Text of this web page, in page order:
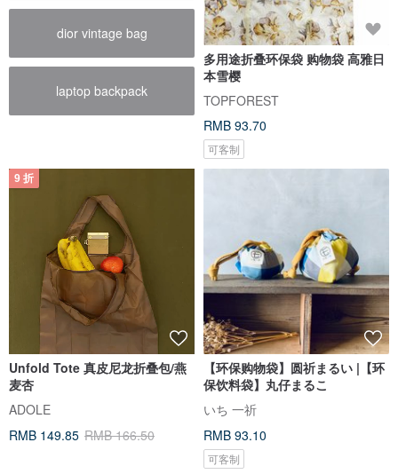
dior vintage bag
laptop backpack
多用途折叠环保袋 购物袋 高雅日
本雪樱
TOPFOREST
RMB 93.70
可客制
9 折
Unfold Tote 真皮尼龙折叠包/燕
麦杏
ADOLE
RMB 149.85 RMB 166.50
【环保购物袋】圆祈まるい |【环
保饮料袋】丸仔まるこ
いち 一祈
RMB 93.10
可客制